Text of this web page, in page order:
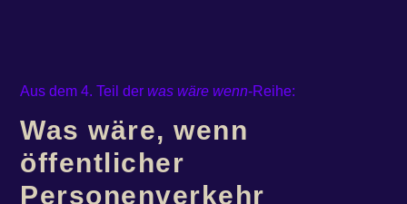
Aus dem 4. Teil derwas wäre wenn-Reihe:
Was wäre, wenn
öffentlicher
Personenverkehr